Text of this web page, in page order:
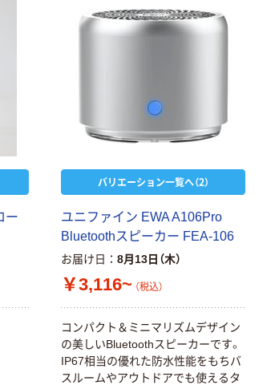
ー
バリエーション一覧へ（2）
ユニファイン EWA A106Pro
Bluetoothスピーカー FEA-106
お届け日 8月13日（木）
￥3,116~ （税込）
コンパクト＆ミニマリズムデザイン
の美しいBluetoothスピーカーです。
IP67相当の優れた防水性能をもちバ
スルームやアウトドアでも使えるタ